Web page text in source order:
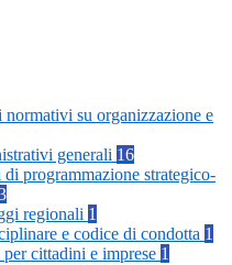
su organizzazione e
generali 16
programmazione strategico-
regionali 1
e codice di condotta 1
cittadini e imprese 1